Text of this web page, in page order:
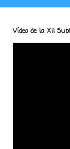
Vídeo de la XII